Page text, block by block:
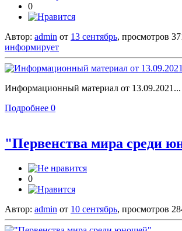
0
Автор: admin от 13 сентябрь, просмотров
информирует
Информационный материал от 13.09.2021...
Подробнее 0
"Первенства мира среди
0
Автор: admin от 10 сентябрь, просмотров